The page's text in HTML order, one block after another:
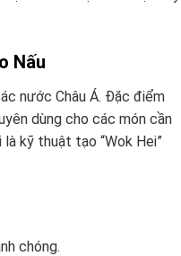
Nấu
nước Châu Á. Đặc điểm
dùng cho các món cần
kỹ thuật tạo “Wok Hei”
chóng.